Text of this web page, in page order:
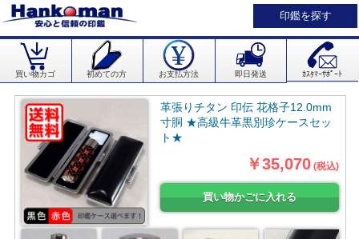
印鑑を探す
買い物カゴ 初めての方 お支払方法 即日発送 ｶｽﾀﾏｰｻﾎﾟｰﾄ
革張りチタン 印伝 花格子12.0mm
寸胴 ★高級牛革黒別珍ケースセッ
ト★
￥35,070 (税込)